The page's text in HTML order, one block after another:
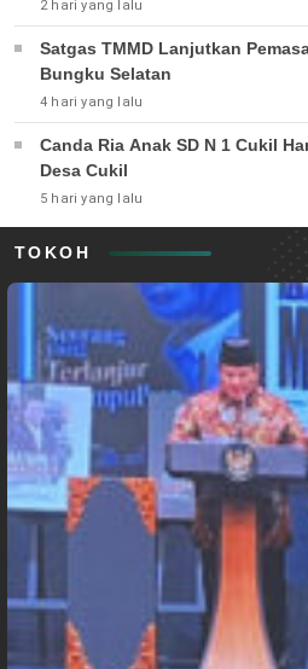
2 hari yang lalu
Satgas TMMD Lanjutkan
Bungku Selatan
4 hari yang lalu
Canda Ria Anak SD N 1 Cukil
Desa Cukil
5 hari yang lalu
TOKOH